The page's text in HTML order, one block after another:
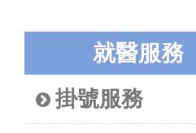
就醫服務
掛號服務